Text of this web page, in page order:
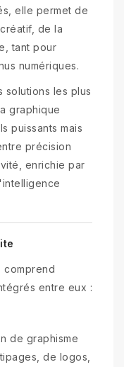
elle permet de
de la
tant pour
numériques.
les plus
graphique
puissants mais
précision
enrichie par
comprend
entre eux :
de graphisme
de logos,